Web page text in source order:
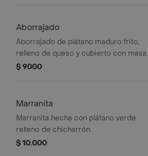
Aborrajado
Aborrajado de plátano maduro frito,
relleno de queso y cubierto con masa.
$ 9000
Marranita
Marranita hecha con plátano verde
relleno de chicharrón.
$ 10.000